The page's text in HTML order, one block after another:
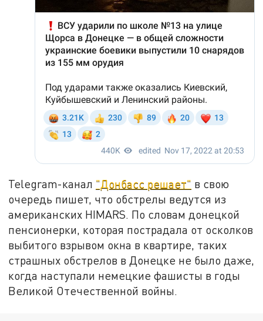
Telegram-канал "Донбасс решает" в свою
очередь пишет, что обстрелы ведутся из
американских HIMARS. По словам донецкой
пенсионерки, которая пострадала от осколков
выбитого взрывом окна в квартире, таких
страшных обстрелов в Донецке не было даже,
когда наступали немецкие фашисты в годы
Великой Отечественной войны.